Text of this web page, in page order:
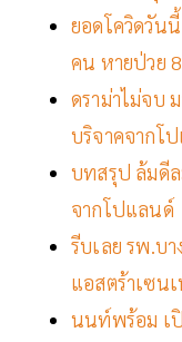
ยอดโควิดวัน
คน หายป่วย
ดราม่าไม่จบ
บริจาคจากโ
บทสรุป ล้มดีล
จากโปแลนด์
รีบเลย รพ.บ
แอสตร้าเซน
นนท์พร้อม เ